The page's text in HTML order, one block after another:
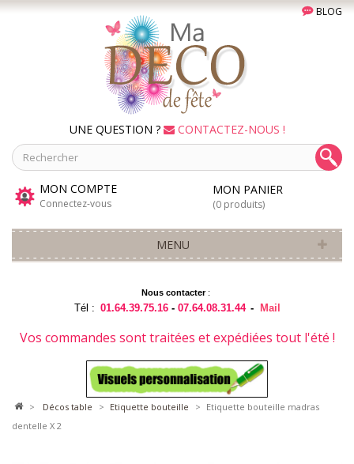
BLOG
UNE QUESTION ? CONTACTEZ-NOUS !
MON COMPTE
Connectez-vous
MON PANIER
(0 produits)
MENU
Nous contacter:
Tél : 01.64.39.75.16 -07.64.08.31.44 - Mail
Vos commandes sont traitées et expédiées tout l'été !
> décos table > etiquette bouteille > Etiquette bouteille madras
dentelle X 2